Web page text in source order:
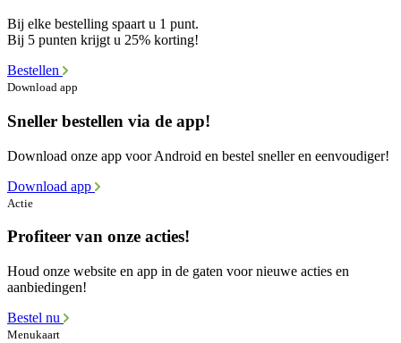
Bij elke bestelling spaart u 1 punt.
Bij 5 punten krijgt u 25% korting!
Bestellen
Download app
Sneller bestellen via de app!
Download onze app voor Android en bestel sneller en eenvoudiger!
Download app
Actie
Profiteer van onze acties!
Houd onze website en app in de gaten voor nieuwe acties en
aanbiedingen!
Bestel nu
Menukaart